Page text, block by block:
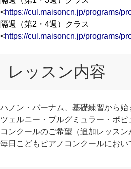
<https://cul.maisoncn.jp/programs/
隔週（第2・4週）クラス
<https://cul.maisoncn.jp/programs/
レッスン内容
ハノン・バーナム、基礎練習から始
ツェルニー・ブルグミュラー・ポピ
コンクールのご希望（追加レッスン
毎日こどもピアノコンクールにおい